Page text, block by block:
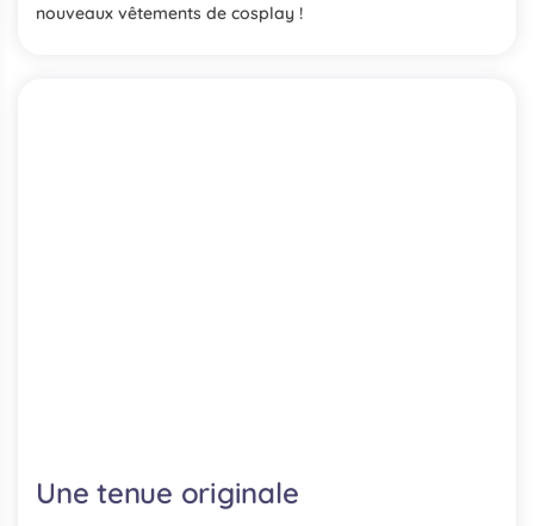
nouveaux vêtements de cosplay !
Une tenue originale